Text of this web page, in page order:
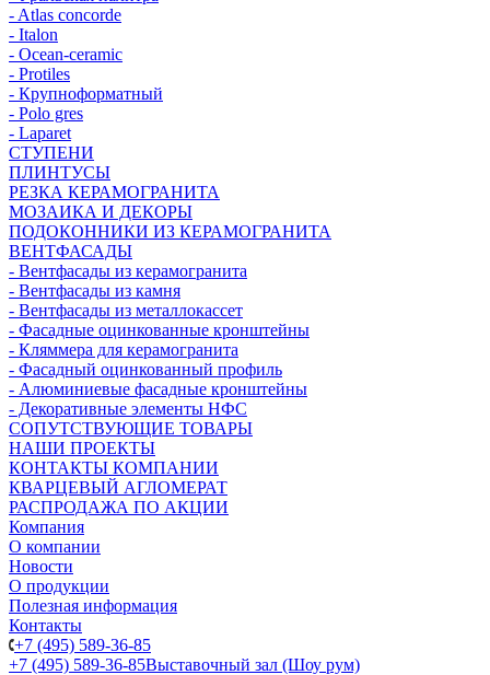
- Atlas concorde
- Italon
- Ocean-ceramic
- Protiles
- Крупноформатный
- Polo gres
- Laparet
СТУПЕНИ
ПЛИНТУСЫ
РЕЗКА КЕРАМОГРАНИТА
МОЗАИКА И ДЕКОРЫ
ПОДОКОННИКИ ИЗ КЕРАМОГРАНИТА
ВЕНТФАСАДЫ
- Вентфасады из керамогранита
- Вентфасады из камня
- Вентфасады из металлокассет
- Фасадные оцинкованные кронштейны
- Кляммера для керамогранита
- Фасадный оцинкованный профиль
- Алюминиевые фасадные кронштейны
- Декоративные элементы НФС
СОПУТСТВУЮЩИЕ ТОВАРЫ
НАШИ ПРОЕКТЫ
КОНТАКТЫ КОМПАНИИ
КВАРЦЕВЫЙ АГЛОМЕРАТ
РАСПРОДАЖА ПО АКЦИИ
Компания
О компании
Новости
О продукции
Полезная информация
Контакты
+7 (495) 589-36-85
+7 (495) 589-36-85Выставочный зал (Шоу рум)